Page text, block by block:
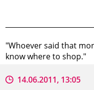
"Whoever said that
know where to shop."
14.06.2011, 13:05